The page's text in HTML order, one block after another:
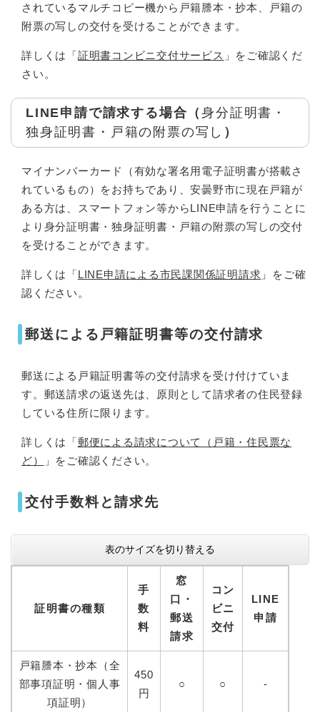
されているマルチコピー機から戸籍謄本・抄本、戸籍の
附票の写しの交付を受けることができます。
詳しくは「証明書コンビニ交付サービス 」をご確認くだ
さい。
LINE申請で請求する場合（身分証明書・
独身証明書・戸籍の附票の写し​ ）
マイナンバーカード（有効な署名用電子証明書が搭載さ
れているもの）をお持ちであり、安曇野市に現在戸籍が
ある方は、スマートフォン等からLINE申請を行うことに
より身分証明書・独身証明書・戸籍の附票の写しの交付
を受けることができます。
詳しくは「LINE申請による市民課関係証明請求 」をご確
認ください。
郵送による戸籍証明書等の交付請求
郵送による戸籍証明書等の交付請求を受け付けていま
す。郵送請求の返送先は、原則として請求者の住民登録
している住所に限ります。
詳しくは「郵便による請求について（戸籍・住民票な
ど）
」をご確認ください。
交付手数料と請求先
表のサイズを切り替える
証明書の種類
手
数
料
窓
口・
郵送
請求
コン
ビニ
交付
LINE
申請
戸籍謄本・抄本（全
部事項証明・個人事
項証明）
450
円
○ ○ -